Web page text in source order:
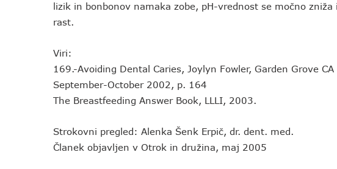
lizik in bonbonov namaka zobe, pH-vrednost se močno
rast.
Viri:
169.-Avoiding Dental Caries, Joylyn Fowler, Garden Grove
September-October 2002, p. 164
The Breastfeeding Answer Book, LLLI, 2003.
Strokovni pregled: Alenka Šenk Erpič, dr. dent. med.
Članek objavljen v Otrok in družina, maj 2005